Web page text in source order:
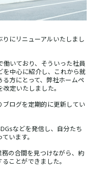
にリニューアルいたしまし
いており、そういった社員
を中心に紹介し、これから就
方にとって、弊社ホームペ
定いたしました。
ログを定期的に更新してい
などを発信し、自分たち
います。
の合間を見つけながら、約
ことができました。